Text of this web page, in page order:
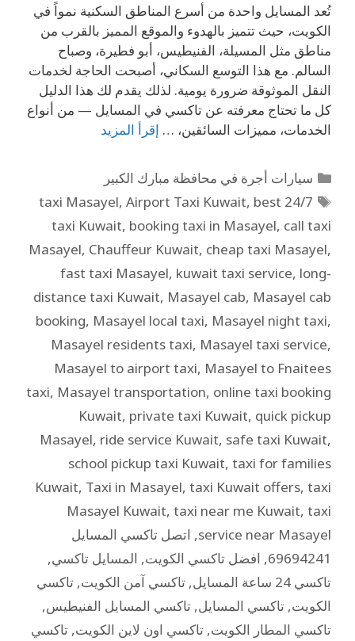
تُعد المسايل واحدة من أسرع المناطق السكنية نمواً في
الكويت، حيث تتميز بالهدوء والموقع المميز بالقرب من
مناطق مثل المسيلة، الفنيطيس، أبو فطيرة، وصباح
السالم. مع هذا التوسع السكاني، أصبحت الحاجة لخدمات
النقل الموثوقة ضرورة يومية. لذلك يقدم لك هذا الدليل
كل ما تحتاج معرفته عن تاكسي في المسايل — من أنواع
الخدمات، مميزات السائقين، … إقرأ المزيد
سيارات أجرة في محافظة مبارك الكبير
24/7 taxi Masayel
, Airport Taxi Kuwait, best
taxi Kuwait, booking taxi in Masayel, call taxi
Masayel, Chauffeur Kuwait, cheap taxi Masayel,
fast taxi Masayel, kuwait taxi service, long-
distance taxi Kuwait, Masayel cab, Masayel cab
booking, Masayel local taxi, Masayel night taxi,
Masayel residents taxi, Masayel taxi service,
Masayel to airport taxi, Masayel to Fnaitees
taxi, Masayel transportation, online taxi booking
Kuwait, private taxi Kuwait, quick pickup
Masayel, ride service Kuwait, safe taxi Kuwait,
school pickup taxi Kuwait, taxi for families
Kuwait, Taxi in Masayel, taxi Kuwait offers, taxi
Masayel Kuwait, taxi near me Kuwait, taxi
service near Masayel
, اتصل تاكسي المسايل
69694241
, افضل تاكسي الكويت, المسايل تاكسي,
تاكسي 24 ساعة المسايل
, تاكسي آمن الكويت, تاكسي
الكويت, تاكسي المسايل, تاكسي المسايل الفنيطيس,
تاكسي المطار الكويت, تاكسي اون لاين الكويت, تاكسي